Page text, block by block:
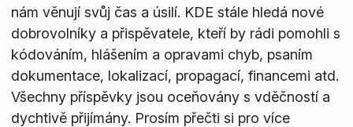
nám věnují svůj čas a úsilí. KDE stále hledá nové
dobrovolníky a přispěvatele, kteří by rádi pomohli s
kódováním, hlášením a opravami chyb, psaním
dokumentace, lokalizací, propagací, financemi atd.
Všechny příspěvky jsou oceňovány s vděčností a
dychtivě přijímány. Prosím přečti si pro více